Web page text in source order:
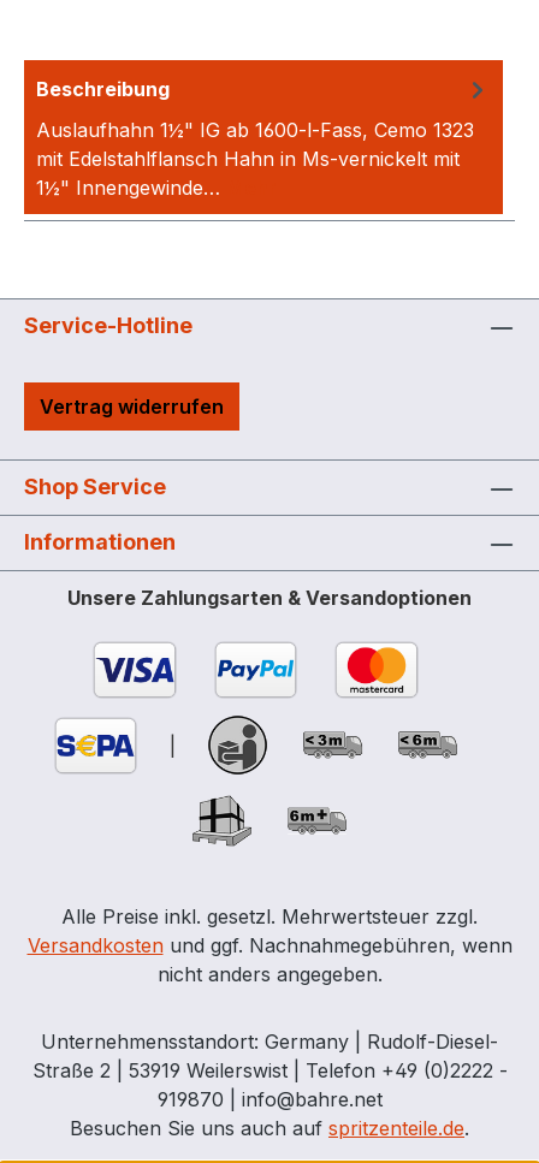
Beschreibung
Auslaufhahn 1½" IG ab 1600-l-Fass, Cemo 1323
mit Edelstahlflansch Hahn in Ms-vernickelt mit
1½" Innengewinde…
Service-Hotline
Vertrag widerrufen
Shop Service
Informationen
Unsere Zahlungsarten & Versandoptionen
Alle Preise inkl. gesetzl. Mehrwertsteuer zzgl.
Versandkostenund ggf. Nachnahmegebühren, wenn
nicht anders angegeben.
Unternehmensstandort: Germany | Rudolf-Diesel-
Straße 2 | 53919 Weilerswist | Telefon +49 (0)2222 -
919870 | info@bahre.net
Besuchen Sie uns auch auf spritzenteile.de.